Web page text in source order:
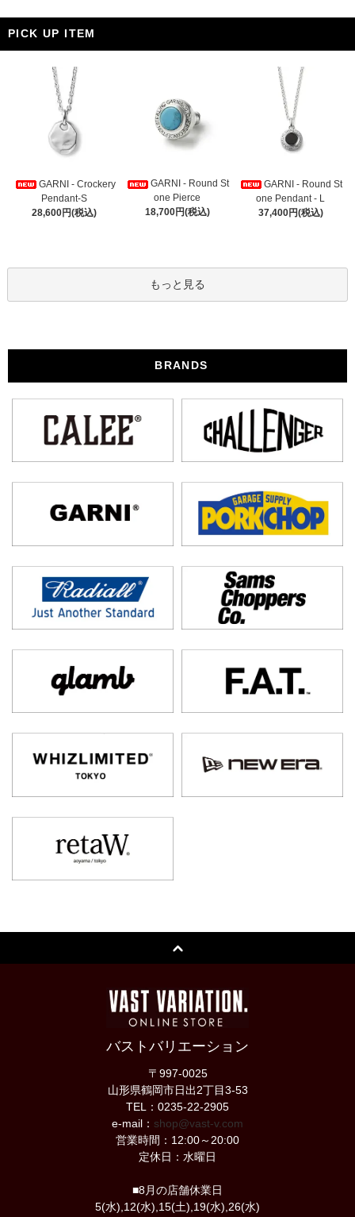
PICK UP ITEM
GARNI - Crockery
Pendant-S
28,600円(税込)
GARNI - Round St
one Pierce
18,700円(税込)
GARNI - Round St
one Pendant - L
37,400円(税込)
もっと見る
BRANDS
バストバリエーション
〒997-0025
山形県鶴岡市日出2丁目3-53
TEL：0235-22-2905
e-mail： shop@vast-v.com
営業時間：12:00～20:00
定休日：水曜日
■8月の店舗休業日
5(水),12(水),15(土),19(水),26(水)